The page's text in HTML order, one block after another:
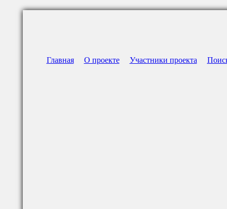
Главная О проекте Участники проекта